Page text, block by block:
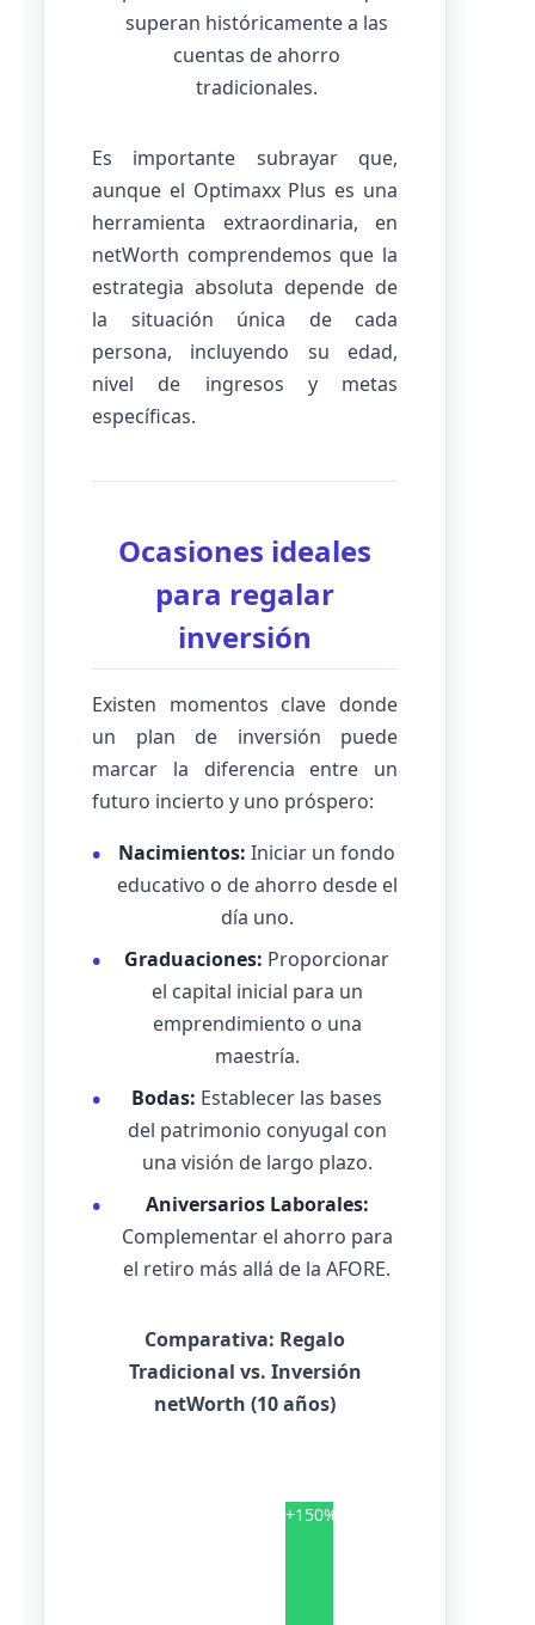
superan históricamente a las
cuentas de ahorro
tradicionales.
Es importante subrayar que,
aunque el Optimaxx Plus es una
herramienta extraordinaria, en
netWorth comprendemos que la
estrategia absoluta depende de
la situación única de cada
persona, incluyendo su edad,
nivel de ingresos y metas
específicas.
Ocasiones ideales
para regalar
inversión
Existen momentos clave donde
un plan de inversión puede
marcar la diferencia entre un
futuro incierto y uno próspero:
Nacimientos: Iniciar un fondo
educativo o de ahorro desde el
día uno.
Graduaciones: Proporcionar
el capital inicial para un
emprendimiento o una
maestría.
Bodas: Establecer las bases
del patrimonio conyugal con
una visión de largo plazo.
Aniversarios Laborales:
Complementar el ahorro para
el retiro más allá de la AFORE.
Comparativa: Regalo
Tradicional vs. Inversión
netWorth (10 años)
+150%